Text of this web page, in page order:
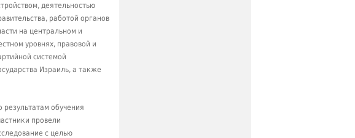
деятельностью
работой органов
на центральном и
уровнях, правовой и
системой
Израиль, а также
результатам обучения
провели
с целью